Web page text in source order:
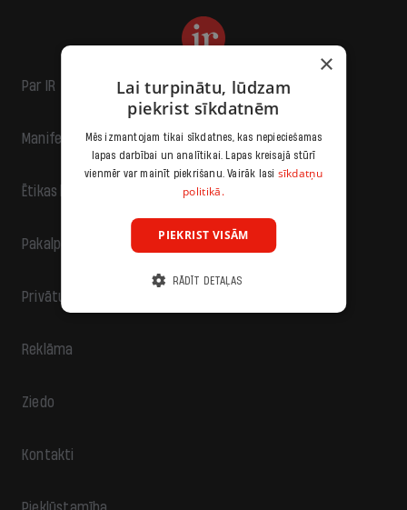
Par IR
Manifests
Ētikas kodekss
Pakalpojumu sniegšanas noteikumi
Privātuma politika
Reklāma
Ziedo
Kontakti
×
Lai turpinātu, lūdzam
piekrist sīkdatnēm
Mēs izmantojam tikai sīkdatnes, kas nepieciešamas
lapas darbībai un analītikai. Lapas kreisajā stūrī
vienmēr var mainīt piekrišanu. Vairāk lasi sīkdatņu
politikā.
PIEKRIST VISĀM
RĀDĪT DETAĻAS